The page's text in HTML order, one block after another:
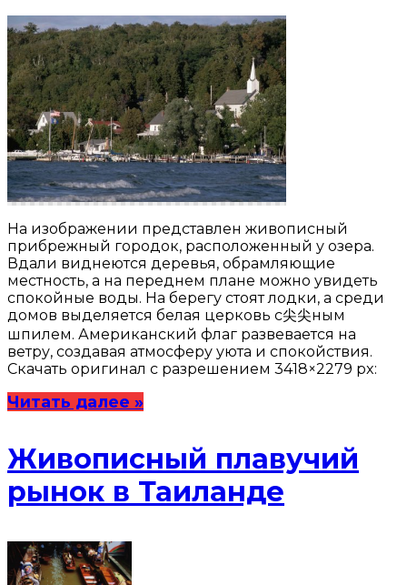
На изображении представлен живописный
прибрежный городок, расположенный у озера.
Вдали виднеются деревья, обрамляющие
местность, а на переднем плане можно увидеть
спокойные воды. На берегу стоят лодки, а среди
домов выделяется белая церковь с尖尖ным
шпилем. Американский флаг развевается на
ветру, создавая атмосферу уюта и спокойствия.
Скачать оригинал с разрешением 3418×2279 px:
Читать далее »
Живописный плавучий
рынок в Таиланде